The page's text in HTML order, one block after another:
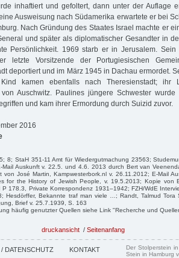
inhaftiert und gefoltert, dann unter der Auflage
Ausweisung nach Südamerika erwartete er bei
Nach Gründung des Staates Israel machte er
und später als diplomatischer Gesandter in
Persönlichkeit. 1969 starb er in Jerusalem.
letzte Vorsitzende der Portugiesischen
deportiert und im März 1945 in Dachau ermordet.
kamen ebenfalls nach Theresienstadt;
von Auschwitz. Paulines jüngere Schwester
und kam ihrer Ermordung durch Suizid zuvor.
2016
8; StaH 351-11 Amt für Wiedergutmachung 23563;
Auskunft v. 22.5. und 4.6. 2013 durch Bert van
von José Martin, Kampwesterbork.nl v. 26.11.2012; E-Mail
for the History of Jewish People, v. 19.5.2013; Kopie von
P 178.3, Private Korrespondenz 1931–1942; FZH/WdE
Hesdörffer, Bekannte traf man viele …; Randt, Talmud
Brief v. 25.7.1939, S. 163
häufig genutzter Quellen siehe Link "Recherche und
druckansicht / Seitenanfang
DATENSCHUTZ KONTAKT
Der Stolperstein
Stein in Hamburg